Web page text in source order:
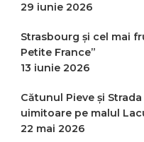
29 iunie 2026
Strasbourg și cel mai
Petite France”
13 iunie 2026
Cătunul Pieve și
uimitoare pe malul
22 mai 2026